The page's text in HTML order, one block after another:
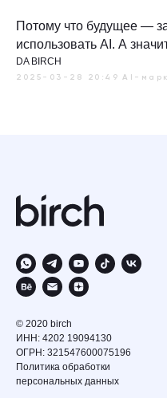
Потому что будущее —
использовать AI. А
DA BIRCH
2025-03-28 20:49 AI-
© 2020 birch
ИНН: 4202 19094130
ОГРН: 321547600075196
Политика обработки
персональных данных